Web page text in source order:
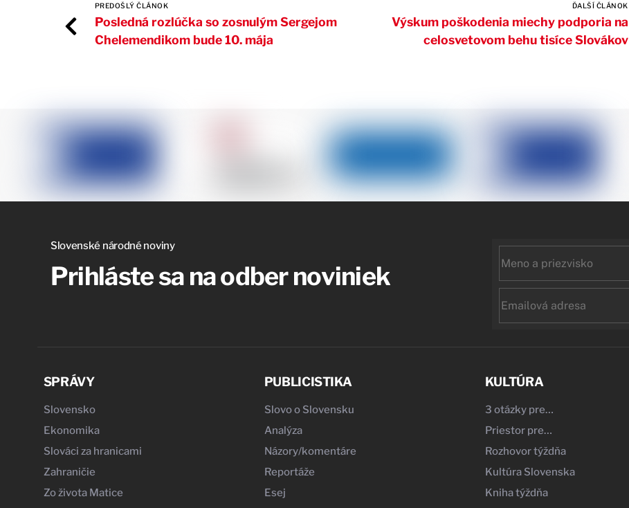
PREDOŠLÝ ČLÁNOK
Posledná rozlúčka so zosnulým Sergejom
Chelemendikom bude 10. mája
ĎALŠÍ ČLÁNOK
Výskum poškodenia miechy podporia na
celosvetovom behu tisíce Slovákov
Slovenské národné noviny
Prihláste sa na odber noviniek
SPRÁVY
Slovensko
Ekonomika
Slováci za hranicami
Zahraničie
Zo života Matice
PUBLICISTIKA
Slovo o Slovensku
Analýza
Názory/komentáre
Reportáže
Esej
KULTÚRA
3 otázky pre…
Priestor pre…
Rozhovor týždňa
Kultúra Slovenska
Kniha týždňa